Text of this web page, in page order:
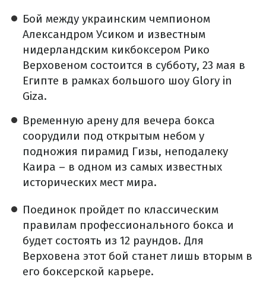
Бой между украинским чемпионом
Александром Усиком и известным
нидерландским кикбоксером Рико
Верховеном состоится в субботу, 23 мая в
Египте в рамках большого шоу Glory in
Giza.
Временную арену для вечера бокса
соорудили под открытым небом у
подножия пирамид Гизы, неподалеку
Каира – в одном из самых известных
исторических мест мира.
Поединок пройдет по классическим
правилам профессионального бокса и
будет состоять из 12 раундов. Для
Верховена этот бой станет лишь вторым в
его боксерской карьере.